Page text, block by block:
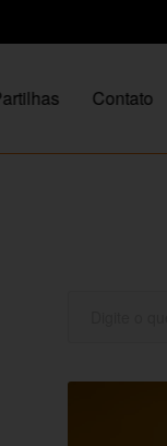
Contato